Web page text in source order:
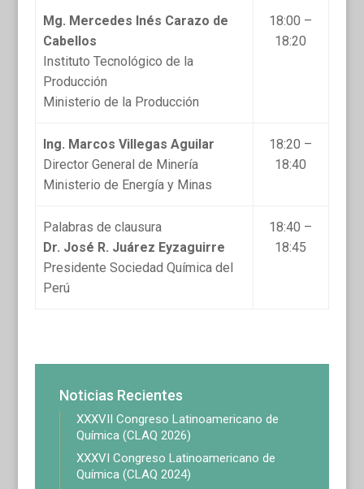
Mg. Mercedes Inés Carazo de
Cabellos
Instituto Tecnológico de la
Producción
Ministerio de la Producción
18:00 –
18:20
Ing. Marcos Villegas Aguilar
Director General de Minería
Ministerio de Energía y Minas
18:20 –
18:40
Palabras de clausura
Dr. José R. Juárez Eyzaguirre
Presidente Sociedad Química del
Perú
18:40 –
18:45
Noticias Recientes
XXXVII Congreso Latinoamericano de
Química (CLAQ 2026)
XXXVI Congreso Latinoamericano de
Química (CLAQ 2024)